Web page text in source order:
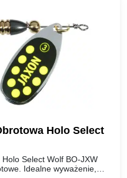
Holo Select
Select Wolf BO-JXW
Idealne wyważenie,